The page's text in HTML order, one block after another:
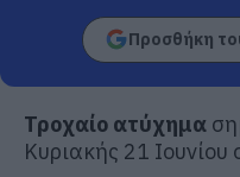
Προσθήκη
Τροχαίο ατύχημα
Κυριακής 21 Ιουνίου